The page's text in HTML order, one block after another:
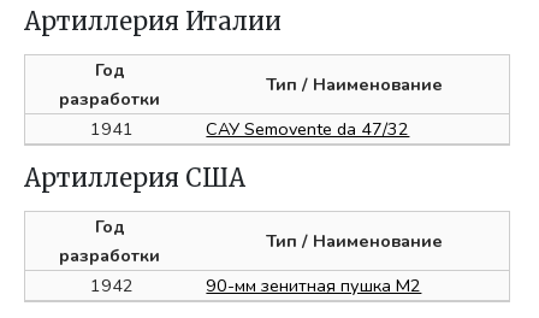
Артиллерия Италии
Год
разработки
Тип / Наименование
1941
САУ Semovente da 47/32
Артиллерия США
Год
разработки
Тип / Наименование
1942
90-мм зенитная пушка М2